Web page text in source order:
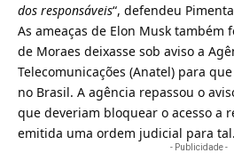
dos responsáveis“, defendeu
As ameaças de Elon Musk também
de Moraes deixasse sob aviso a
Telecomunicações (Anatel) para que
no Brasil. A agência repassou o
que deveriam bloquear o acesso a
emitida uma ordem judicial para tal.
- Publicidade -